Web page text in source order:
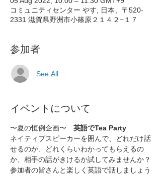
コミュニティセンター やす, 日本、〒520-
2331 滋賀県野洲市小篠原２１４２−１７
参加者
See All
イベントについて
〜夏の恒例企画〜 英語でTea Party
ネイティブスピーカーを囲んで、どれだけ話
せるのか、どれくらいわかってもらえるの
か、相手の話がきけるか試してみませんか？
参加者の皆さんと楽しく英語で話しましょう